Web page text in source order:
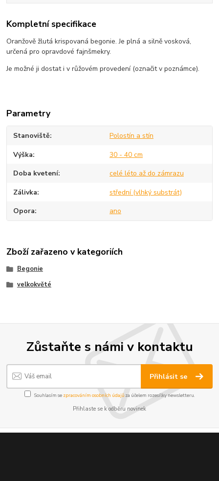
Kompletní specifikace
Oranžově žlutá krispovaná begonie. Je plná a silně vosková,
určená pro opravdové fajnšmekry.
Je možné ji dostat i v růžovém provedení (označit v poznámce).
Parametry
Stanoviště Polostín a stín
Výška 30 - 40 cm
Doba kvetení celé léto až do zámrazu
Zálivka střední (vlhký substrát)
Opora ano
Zboží zařazeno v kategoriích
Begonie
velkokvěté
Zůstaňte s námi v kontaktu
Přihlásit se
Souhlasím se zpracováním osobních údajůza účelem rozesílky newsletteru.
Přihlaste se k odběru novinek